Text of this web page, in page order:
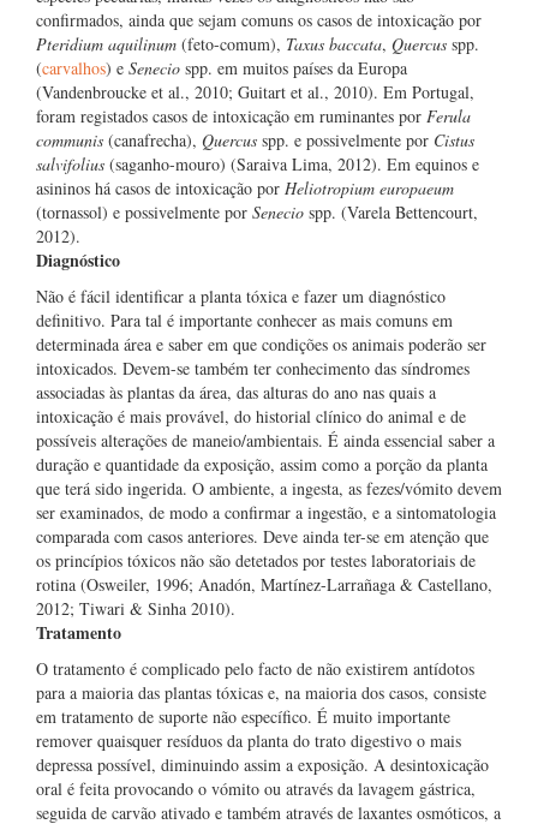
confirmados, ainda que sejam comuns os casos de intoxicação por
Pteridium aquilinum (feto-comum), Taxus baccata, Quercus spp.
(carvalhos) e Senecio spp. em muitos países da Europa
(Vandenbroucke et al., 2010; Guitart et al., 2010). Em Portugal,
foram registados casos de intoxicação em ruminantes por Ferula
communis (canafrecha), Quercus spp. e possivelmente por Cistus
salvifolius (saganho-mouro) (Saraiva Lima, 2012). Em equinos e
asininos há casos de intoxicação por Heliotropium europaeum
(tornassol) e possivelmente por Senecio spp. (Varela Bettencourt,
2012).
Diagnóstico
Não é fácil identificar a planta tóxica e fazer um diagnóstico
definitivo. Para tal é importante conhecer as mais comuns em
determinada área e saber em que condições os animais poderão ser
intoxicados. Devem-se também ter conhecimento das síndromes
associadas às plantas da área, das alturas do ano nas quais a
intoxicação é mais provável, do historial clínico do animal e de
possíveis alterações de maneio/ambientais. É ainda essencial saber a
duração e quantidade da exposição, assim como a porção da planta
que terá sido ingerida. O ambiente, a ingesta, as fezes/vómito devem
ser examinados, de modo a confirmar a ingestão, e a sintomatologia
comparada com casos anteriores. Deve ainda ter-se em atenção que
os princípios tóxicos não são detetados por testes laboratoriais de
rotina (Osweiler, 1996; Anadón, Martínez-Larrañaga & Castellano,
2012; Tiwari & Sinha 2010).
Tratamento
O tratamento é complicado pelo facto de não existirem antídotos
para a maioria das plantas tóxicas e, na maioria dos casos, consiste
em tratamento de suporte não específico. É muito importante
remover quaisquer resíduos da planta do trato digestivo o mais
depressa possível, diminuindo assim a exposição. A desintoxicação
oral é feita provocando o vómito ou através da lavagem gástrica,
seguida de carvão ativado e também através de laxantes osmóticos, a